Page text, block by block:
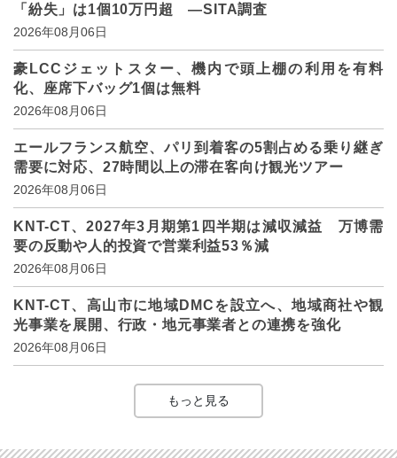
「紛失」は1個10万円超 ―SITA調査
2026年08月06日
豪LCCジェットスター、機内で頭上棚の利用を有料
化、座席下バッグ1個は無料
2026年08月06日
エールフランス航空、パリ到着客の5割占める乗り継ぎ
需要に対応、27時間以上の滞在客向け観光ツアー
2026年08月06日
KNT-CT、2027年3月期第1四半期は減収減益 万博需
要の反動や人的投資で営業利益53％減
2026年08月06日
KNT-CT、高山市に地域DMCを設立へ、地域商社や観
光事業を展開、行政・地元事業者との連携を強化
2026年08月06日
もっと見る